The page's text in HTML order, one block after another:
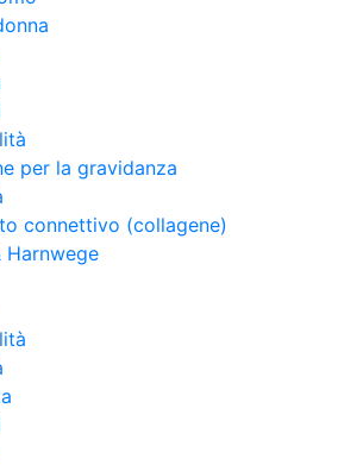
per la gravidanza
connettivo (collagene)
Harnwege